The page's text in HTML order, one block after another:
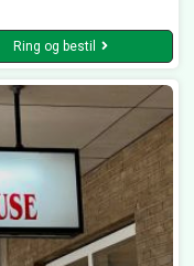
Ring og bestil